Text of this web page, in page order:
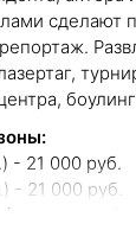
сделают
- 21 000 руб.
- 21 000 руб.
- 11 750 руб.